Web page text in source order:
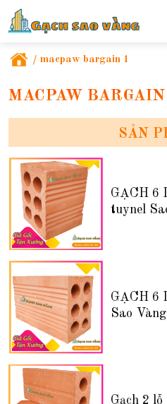
/ macpaw bargain 1
MACPAW BARGAIN
SẢN
GẠCH 6
tuynel
GẠCH 6
Sao Vàng
Gạch 2